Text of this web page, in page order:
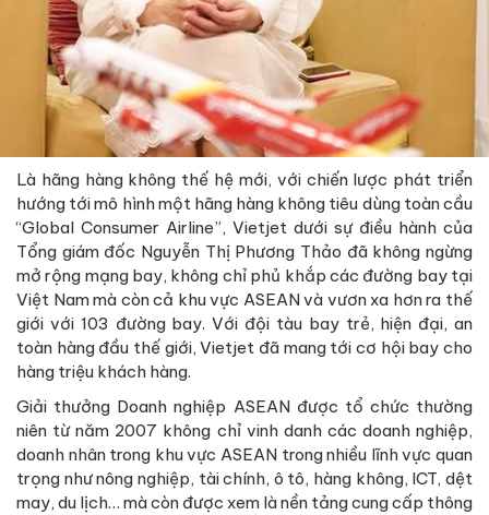
Là hãng hàng không thế hệ mới, với chiến lược phát triển
hướng tới mô hình một hãng hàng không tiêu dùng toàn cầu
“Global Consumer Airline”, Vietjet dưới sự điều hành của
Tổng giám đốc Nguyễn Thị Phương Thảo đã không ngừng
mở rộng mạng bay, không chỉ phủ khắp các đường bay tại
Việt Nam mà còn cả khu vực ASEAN và vươn xa hơn ra thế
giới với 103 đường bay. Với đội tàu bay trẻ, hiện đại, an
toàn hàng đầu thế giới, Vietjet đã mang tới cơ hội bay cho
hàng triệu khách hàng.
Giải thưởng Doanh nghiệp ASEAN được tổ chức thường
niên từ năm 2007 không chỉ vinh danh các doanh nghiệp,
doanh nhân trong khu vực ASEAN trong nhiều lĩnh vực quan
trọng như nông nghiệp, tài chính, ô tô, hàng không, ICT, dệt
may, du lịch… mà còn được xem là nền tảng cung cấp thông